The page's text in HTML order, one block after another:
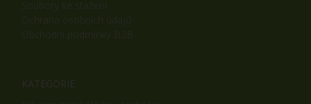
KATEGORIE